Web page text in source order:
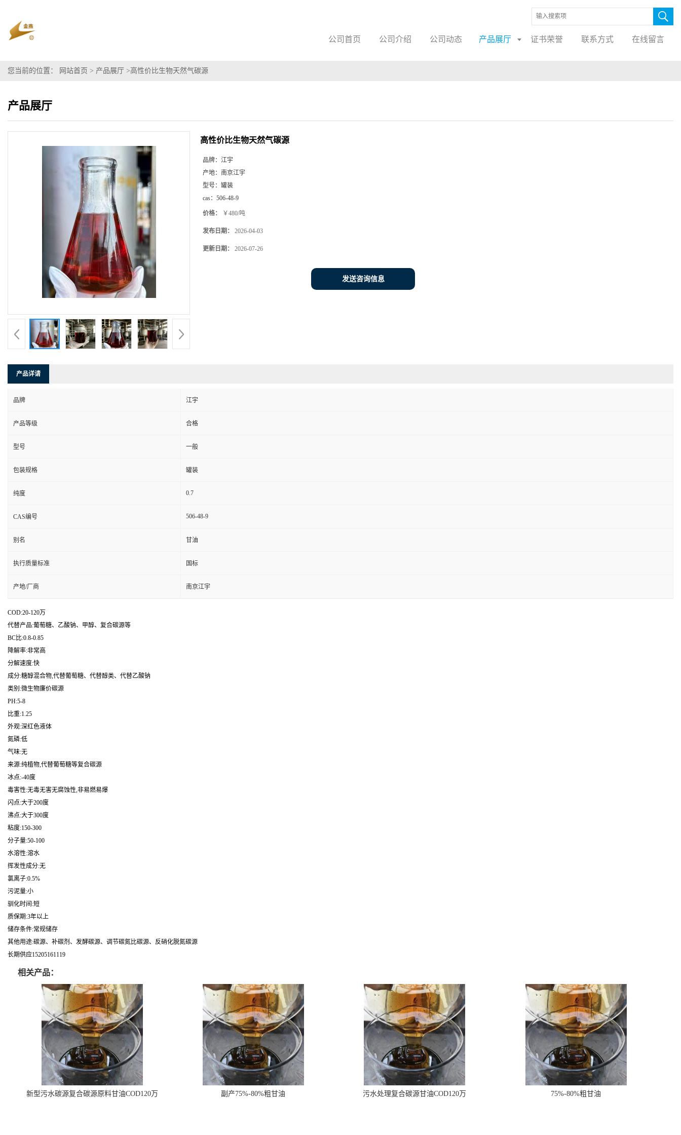
公司首页 公司介绍 公司动态 产品展厅 证书荣誉 联系方式 在线留言
您当前的位置： 网站首页 > 产品展厅 >高性价比生物天然气碳源
产品展厅
高性价比生物天然气碳源
品牌： 江宇
产地： 南京江宇
型号： 罐装
cas： 506-48-9
价格： ￥480/吨
发布日期： 2026-04-03
更新日期： 2026-07-26
发送咨询信息
产品详请
品牌 江宇
产品等级 合格
型号 一般
包装规格 罐装
纯度 0.7
CAS编号 506-48-9
别名 甘油
执行质量标准 国标
产地/厂商 南京江宇
COD:20-120万
代替产品:葡萄糖、乙酸钠、甲醇、复合碳源等
BC比:0.8-0.85
降解率:非常高
分解速度:快
成分:糖醇混合物,代替葡萄糖、代替醇类、代替乙酸钠
类别:微生物廉价碳源
PH:5-8
比重:1.25
外观:深红色液体
氮磷:低
气味:无
来源:纯植物,代替葡萄糖等复合碳源
冰点:-40度
毒害性:无毒无害无腐蚀性,非易燃易爆
闪点:大于200度
沸点:大于300度
粘度:150-300
分子量:50-100
水溶性:溶水
挥发性成分:无
氯离子:0.5%
污泥量:小
驯化时间:短
质保期:3年以上
储存条件:常规储存
其他用途:碳源、补碳剂、发酵碳源、调节碳氮比碳源、反硝化脱氮碳源
长期供应15205161119
相关产品：
新型污水碳源复合碳源原料甘油COD120万 副产75%-80%粗甘油 污水处理复合碳源甘油COD120万 75%-80%粗甘油